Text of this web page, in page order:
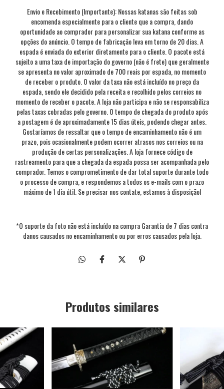
Envio e Recebimento (Importante): Nossas katanas são feitas sob
encomenda especialmente para o cliente que a compra, dando
oportunidade ao comprador para personalizar sua katana conforme as
opções do anúncio. O tempo de fabricação leva em torno de 20 dias. A
espada é enviada do exterior diretamente para o cliente. O pacote está
sujeito a uma taxa de importação do governo (não é frete) que geralmente
se apresenta no valor aproximado de 700 reais por espada, no momento
de receber o produto. O valor da taxa não está incluído no preço da
espada, sendo ele decidido pela receita e recolhido pelos correios no
momento de receber o pacote. A loja não participa e não se responsabiliza
pelas taxas cobradas pelo governo. O tempo de chegada do produto após
a postagem é de aproximadamente 15 dias úteis, podendo chegar antes.
Gostaríamos de ressaltar que o tempo de encaminhamento não é um
prazo, pois ocasionalmente podem ocorrer atrasos nos correios ou na
produção de certas personalizações. A loja fornece código de
rastreamento para que a chegada da espada possa ser acompanhada pelo
comprador. Temos o comprometimento de dar total suporte durante todo
o processo de compra, e respondemos a todos os e-mails com o prazo
máximo de 1 dia útil. Se precisar nos contate, estamos à disposição!
*O suporte da foto não está incluído na compra Garantia de 7 dias contra
danos causados no encaminhamento ou por erros causados pela loja.
Produtos similares